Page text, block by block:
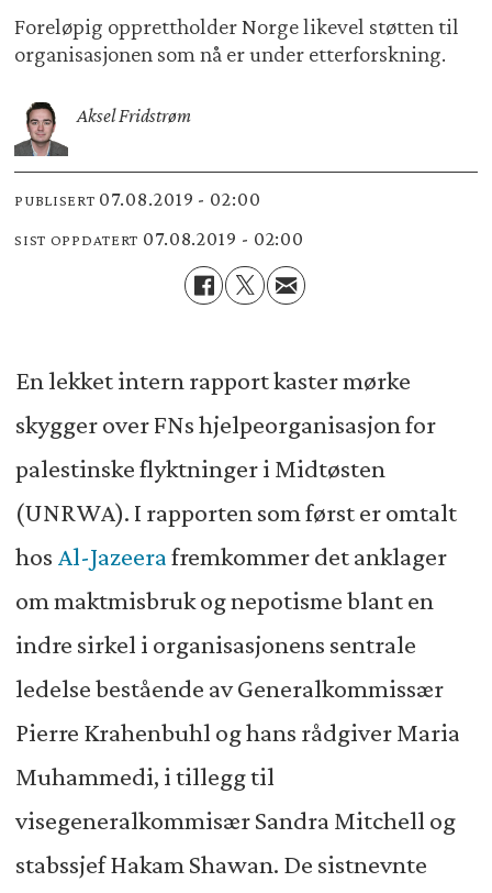
Foreløpig opprettholder Norge likevel støtten til
organisasjonen som nå er under etterforskning.
Aksel Fridstrøm
PUBLISERT 07.08.2019 - 02:00
SIST OPPDATERT 07.08.2019 - 02:00
En lekket intern rapport kaster mørke
skygger over FNs hjelpeorganisasjon for
palestinske flyktninger i Midtøsten
(UNRWA). I rapporten som først er omtalt
hos Al-Jazeerafremkommer det anklager
om maktmisbruk og nepotisme blant en
indre sirkel i organisasjonens sentrale
ledelse bestående av Generalkommissær
Pierre Krahenbuhl og hans rådgiver Maria
Muhammedi, i tillegg til
visegeneralkommisær Sandra Mitchell og
stabssjef Hakam Shawan. De sistnevnte